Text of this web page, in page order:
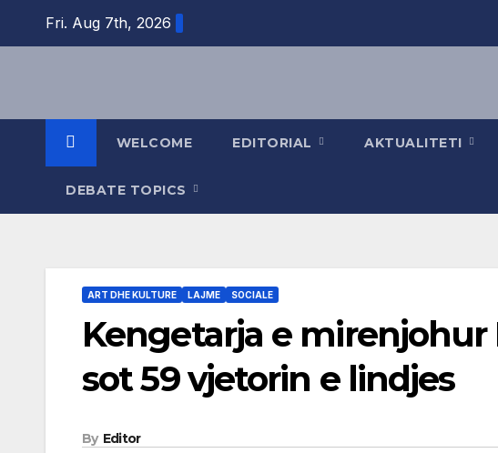
Fri. Aug 7th, 2026
WELCOME EDITORIAL AKTUALITETI
DEBATE TOPICS
ART DHE KULTURE LAJME SOCIALE
Kengetarja e
sot 59 vjetorin e lindjes
By Editor